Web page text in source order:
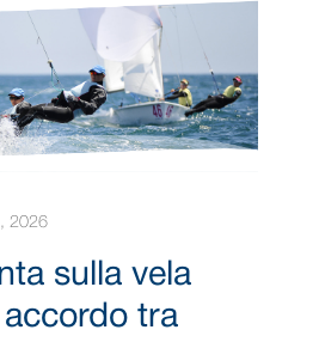
2026
sulla vela
tra